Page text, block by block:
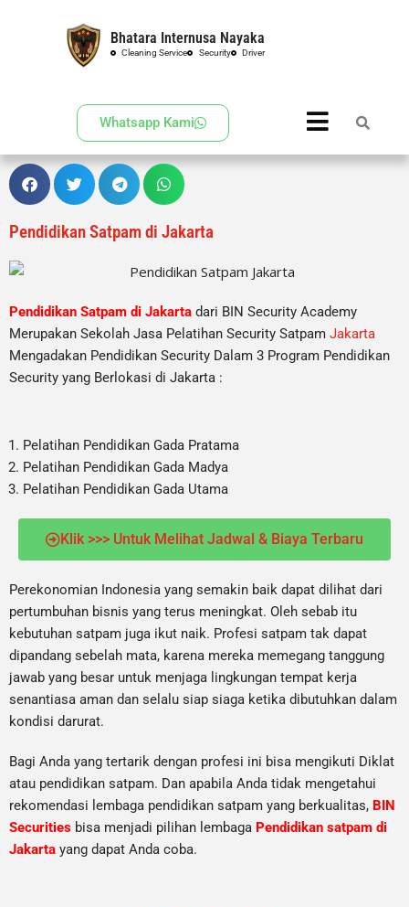
Bhatara Internusa Nayaka
Cleaning Service Security Driver
Whatsapp Kami
Pendidikan Satpam di Jakarta
Pendidikan Satpam di Jakarta dari BIN Security Academy
Merupakan Sekolah Jasa Pelatihan Security Satpam Jakarta
Mengadakan Pendidikan Security Dalam 3 Program Pendidikan
Security yang Berlokasi di Jakarta :
Pelatihan Pendidikan Gada Pratama
Pelatihan Pendidikan Gada Madya
Pelatihan Pendidikan Gada Utama
Klik >>> Untuk Melihat Jadwal & Biaya Terbaru
Perekonomian Indonesia yang semakin baik dapat dilihat dari
pertumbuhan bisnis yang terus meningkat. Oleh sebab itu
kebutuhan satpam juga ikut naik. Profesi satpam tak dapat
dipandang sebelah mata, karena mereka memegang tanggung
jawab yang besar untuk menjaga lingkungan tempat kerja
senantiasa aman dan selalu siap siaga ketika dibutuhkan dalam
kondisi darurat.
Bagi Anda yang tertarik dengan profesi ini bisa mengikuti Diklat
atau pendidikan satpam. Dan apabila Anda tidak mengetahui
rekomendasi lembaga pendidikan satpam yang berkualitas, BIN
Securities bisa menjadi pilihan lembaga Pendidikan satpam di
Jakarta yang dapat Anda coba.